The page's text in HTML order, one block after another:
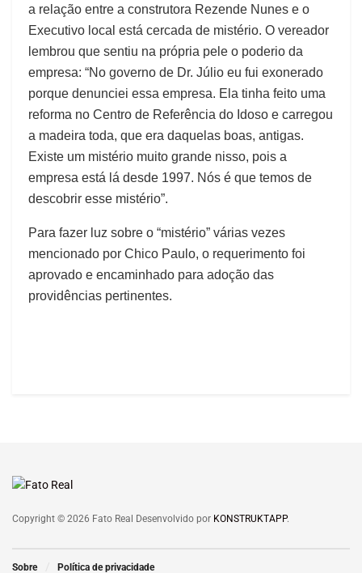
a relação entre a construtora Rezende Nunes e o
Executivo local está cercada de mistério. O vereador
lembrou que sentiu na própria pele o poderio da
empresa: “No governo de Dr. Júlio eu fui exonerado
porque denunciei essa empresa. Ela tinha feito uma
reforma no Centro de Referência do Idoso e carregou
a madeira toda, que era daquelas boas, antigas.
Existe um mistério muito grande nisso, pois a
empresa está lá desde 1997. Nós é que temos de
descobrir esse mistério”.
Para fazer luz sobre o “mistério” várias vezes
mencionado por Chico Paulo, o requerimento foi
aprovado e encaminhado para adoção das
providências pertinentes.
Copyright © 2026 Fato Real Desenvolvido por KONSTRUKTAPP.
Sobre Política de privacidade